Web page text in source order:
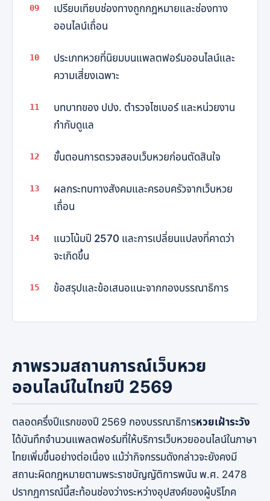
เปรียบเทียบช่องทางถูกกฎหมายและช่องทาง
ออนไลน์เถื่อน
ประเภทหวยที่นิยมบนแพลตฟอร์มออนไลน์และ
ความเสี่ยงเฉพาะ
บทบาทของ ปปง. ตำรวจไซเบอร์ และหน่วยงาน
กำกับดูแล
ขั้นตอนการตรวจสอบเว็บหวยก่อนตัดสินใจ
ผลกระทบทางสังคมและครอบครัวจากเว็บหวย
เถื่อน
แนวโน้มปี 2570 และการเปลี่ยนแปลงที่คาดว่า
จะเกิดขึ้น
ข้อสรุปและข้อเสนอแนะจากกองบรรณาธิการ
ภาพรวมสถานการณ์เว็บหวย
ออนไลน์ในไทยปี 2569
ตลอดครึ่งปีแรกของปี 2569 กองบรรณาธิการหวยเฝ้าระวัง
ได้บันทึกจำนวนแพลตฟอร์มที่ให้บริการเว็บหวยออนไลน์ในภาษา
ไทยเพิ่มขึ้นอย่างต่อเนื่อง แม้ว่ากิจกรรมดังกล่าวจะยังคงมี
สถานะผิดกฎหมายตามพระราชบัญญัติการพนัน พ.ศ. 2478
ปรากฏการณ์นี้สะท้อนช่องว่างระหว่างอุปสงค์ของผู้บริโภค